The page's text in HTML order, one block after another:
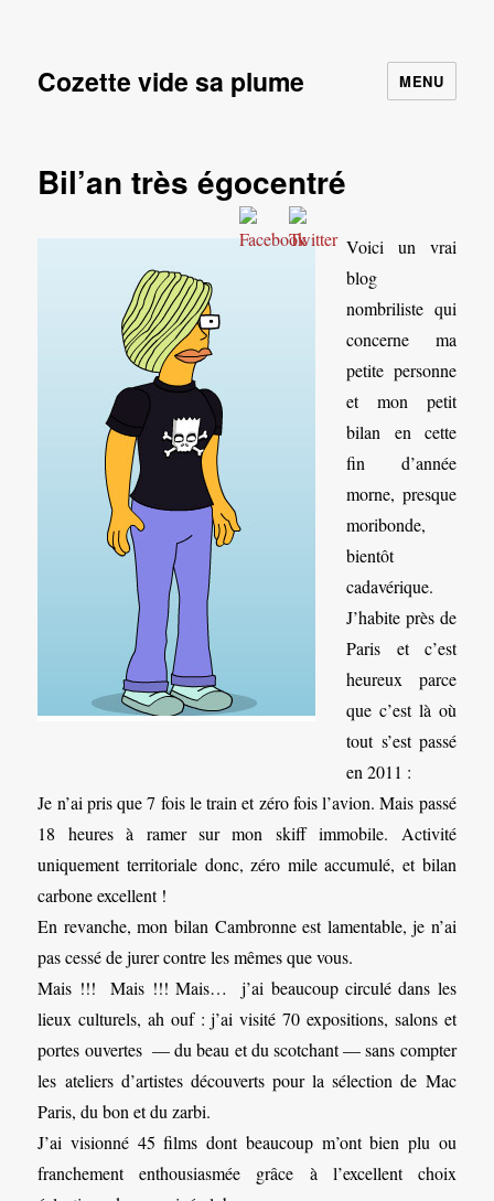
Cozette vide sa plume MENU
Bil’an très égocentré
Voici un vrai
blog
nombriliste qui
concerne ma
petite personne
et mon petit
bilan en cette
fin d’année
morne, presque
moribonde,
bientôt
cadavérique.
J’habite près de
Paris et c’est
heureux parce
que c’est là où
tout s’est passé
en 2011 :
Je n’ai pris que 7 fois le train et zéro fois l’avion. Mais passé
18 heures à ramer sur mon skiff immobile. Activité
uniquement territoriale donc, zéro mile accumulé, et bilan
carbone excellent !
En revanche, mon bilan Cambronne est lamentable, je n’ai
pas cessé de jurer contre les mêmes que vous.
Mais !!! Mais !!! Mais… j’ai beaucoup circulé dans les
lieux culturels, ah ouf : j’ai visité 70 expositions, salons et
portes ouvertes — du beau et du scotchant — sans compter
les ateliers d’artistes découverts pour la sélection de Mac
Paris, du bon et du zarbi.
J’ai visionné 45 films dont beaucoup m’ont bien plu ou
franchement enthousiasmée grâce à l’excellent choix